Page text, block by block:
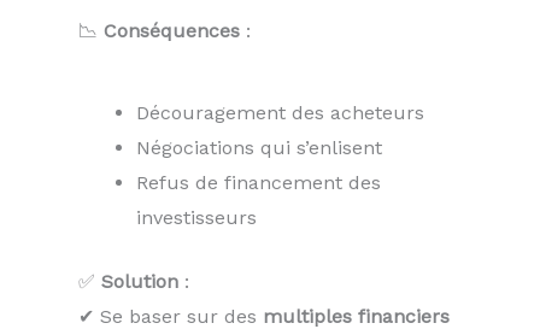
📉 Conséquences :
Découragement des acheteurs
Négociations qui s’enlisent
Refus de financement des
investisseurs
✅ Solution :
✔ Se baser sur des multiples financiers